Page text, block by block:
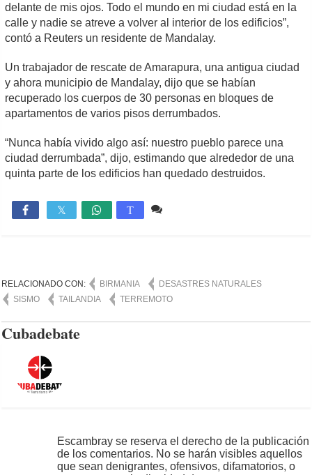
delante de mis ojos. Todo el mundo en mi ciudad está en la
calle y nadie se atreve a volver al interior de los edificios”,
contó a Reuters un residente de Mandalay.
Un trabajador de rescate de Amarapura, una antigua ciudad
y ahora municipio de Mandalay, dijo que se habían
recuperado los cuerpos de 30 personas en bloques de
apartamentos de varios pisos derrumbados.
“Nunca había vivido algo así: nuestro pueblo parece una
ciudad derrumbada”, dijo, estimando que alrededor de una
quinta parte de los edificios han quedado destruidos.
 T
RELACIONADO CON: BIRMANIA
DESASTRES NATURALES
SISMO
TAILANDIA TERREMOTO
Cubadebate
Escambray se reserva el derecho de la publicación
de los comentarios. No se harán visibles aquellos
que sean denigrantes, ofensivos, difamatorios, o